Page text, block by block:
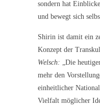
sondern hat
und bewegt sich
Shirin ist damit ein
Konzept der
Welsch: „Die
mehr den
einheitlicher
Vielfalt möglicher